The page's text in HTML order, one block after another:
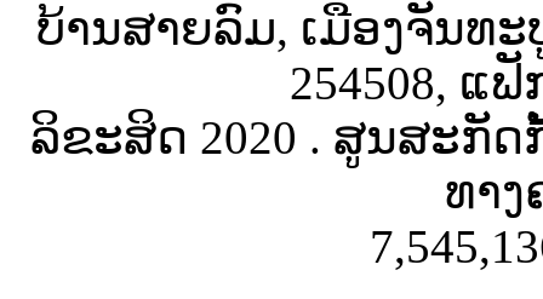
ບ້ານສາຍລົມ, ເມືອງຈັນທະ
254508, ແຟັ
ລິຂະສິດ 2020 . ສູນສະກັ
ທາງ